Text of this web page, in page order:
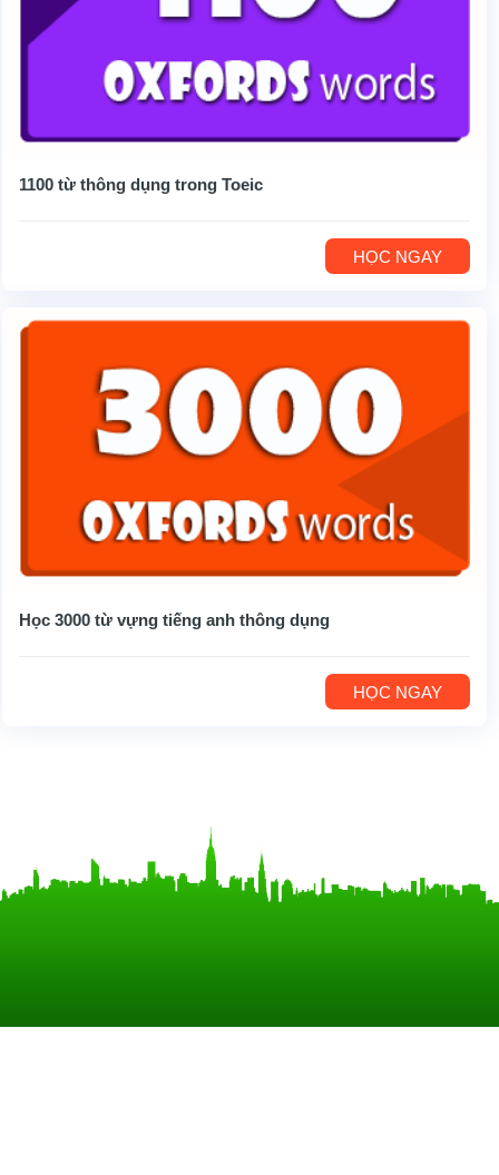
1100 từ thông dụng trong Toeic
HỌC NGAY
Học 3000 từ vựng tiếng anh thông dụng
HỌC NGAY